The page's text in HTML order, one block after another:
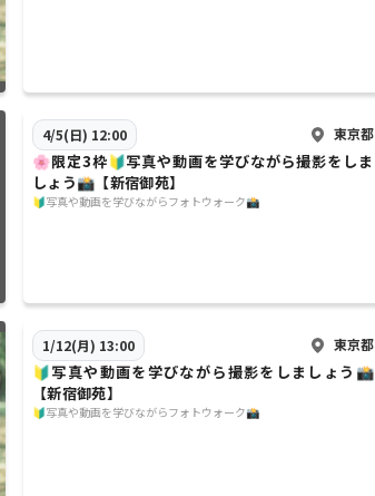
4/5(日) 12:00 東京都
🌸限定3枠🔰写真や動画を学びながら撮影をしま
しょう📸【新宿御苑】
🔰写真や動画を学びながらフォトウォーク📸
1/12(月) 13:00 東京都
🔰写真や動画を学びながら撮影をしましょう📸
【新宿御苑】
🔰写真や動画を学びながらフォトウォーク📸